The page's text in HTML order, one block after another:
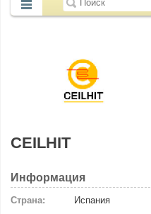
CEILHIT
Информация
Страна:
Испания